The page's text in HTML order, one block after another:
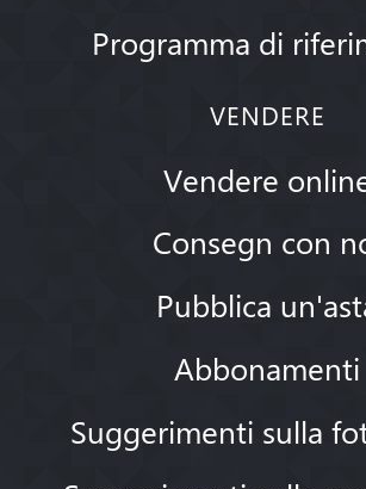
Programma di
VENDERE
Vendere
Consegn con
Pubblica
Abbonamenti
Suggerimenti sulla